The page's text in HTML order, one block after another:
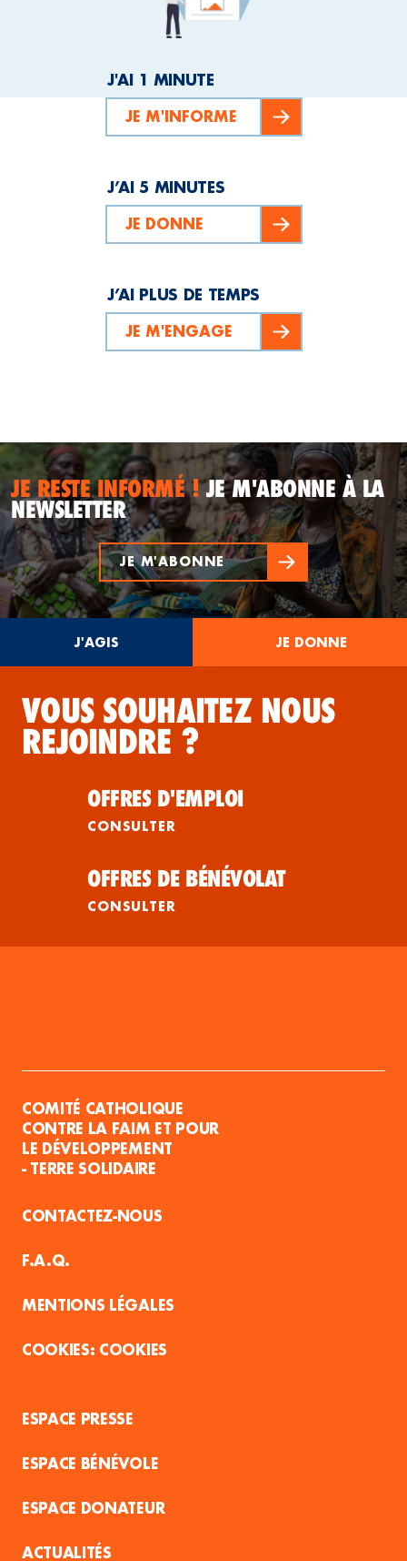
J'AI 1 MINUTE
JE M'INFORME
J’AI 5 MINUTES
JE DONNE
J’AI PLUS DE TEMPS
JE M'ENGAGE
JE RESTE INFORMÉ !JE M'ABONNE À LA
NEWSLETTER
JE M'ABONNE
J'AGIS JE DONNE
VOUS SOUHAITEZ NOUS
REJOINDRE ?
OFFRES D'EMPLOI
CONSULTER
OFFRES DE BÉNÉVOLAT
CONSULTER
COMITÉ CATHOLIQUE
CONTRE LA FAIM ET POUR
LE DÉVELOPPEMENT
- TERRE SOLIDAIRE
CONTACTEZ-NOUS
F.A.Q.
MENTIONS LÉGALES
COOKIES
ESPACE PRESSE
ESPACE BÉNÉVOLE
ESPACE DONATEUR
ACTUALITÉS